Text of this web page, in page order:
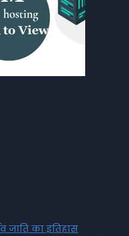
जाति का इतिहास